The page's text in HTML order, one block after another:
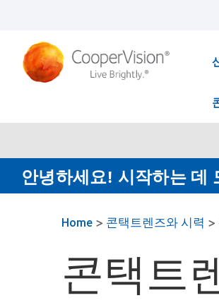
기
안녕하세요! 시작하는 데
Home> 콘택트렌즈와 시력 >
콘택트